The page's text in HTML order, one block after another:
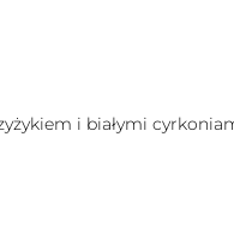
i białymi